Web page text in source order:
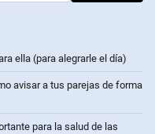
ella (para alegrarle el día)
avisar a tus parejas de forma
para la salud de las